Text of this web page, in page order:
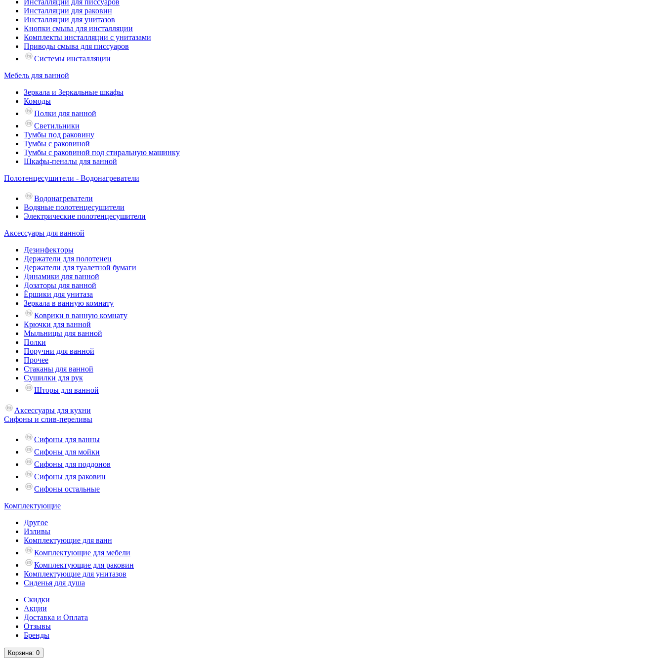
Инсталляции для писсуаров
Инсталляции для раковин
Инсталляции для унитазов
Кнопки смыва для инсталляции
Комплекты инсталляции с унитазами
Приводы смыва для писсуаров
Системы инсталляции
Мебель для ванной
Зеркала и Зеркальные шкафы
Комоды
Полки для ванной
Светильники
Тумбы под раковину
Тумбы с раковиной
Тумбы с раковиной под стиральную машинку
Шкафы-пеналы для ванной
Полотенцесушители - Водонагреватели
Водонагреватели
Водяные полотенцесушители
Электрические полотенцесушители
Аксессуары для ванной
Дезинфекторы
Держатели для полотенец
Держатели для туалетной бумаги
Динамики для ванной
Дозаторы для ванной
Ёршики для унитаза
Зеркала в ванную комнату
Коврики в ванную комнату
Крючки для ванной
Мыльницы для ванной
Полки
Поручни для ванной
Прочее
Стаканы для ванной
Сушилки для рук
Шторы для ванной
Аксессуары для кухни
Сифоны и слив-переливы
Сифоны для ванны
Сифоны для мойки
Сифоны для поддонов
Сифоны для раковин
Сифоны остальные
Комплектующие
Другое
Изливы
Комплектующие для ванн
Комплектующие для мебели
Комплектующие для раковин
Комплектующие для унитазов
Сиденья для душа
Скидки
Акции
Доставка и Оплата
Отзывы
Бренды
Корзина: 0